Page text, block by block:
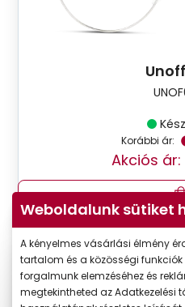
Korábbi ár:
Akciós ár:
-50%
Weboldalunk sütiket
A kényelmes vásárlási élmény
tartalom és a közösségi
forgalmunk elemzéséhez és
megtekintheted az Adatkezelési